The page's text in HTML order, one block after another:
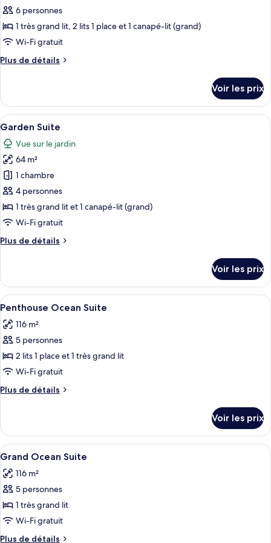
ce
type
de
chambre :
Deluxe
6 personnes
1 très grand lit, 2 lits 1 place et 1 canapé-lit (grand)
Wi-Fi gratuit
Plus de détails
Plus
le
type
de
Deluxe
Ocean
Suite
Voir les prix
Afficher
toutes
les
photos
pour
ce
type
de
chambre :
Garden
Un vaste espace de vie comprenant
5
Garden Suite
Vue sur le jardin
64 m²
1 chambre
4 personnes
1 très grand lit et 1 canapé-lit (grand)
Wi-Fi gratuit
Plus de détails
Plus
le
type
de
Garden
Suite
Voir les prix
Afficher
toutes
les
photos
pour
ce
type
de
Penthouse
Ocean
Suite
Literie de qualité supérieure, couette
6
Penthouse Ocean Suite
116 m²
5 personnes
2 lits 1 place et 1 très grand lit
Wi-Fi gratuit
Plus de détails
Plus
le
type
de
Penthouse
Ocean
Voir les prix
Afficher
toutes
les
photos
pour
ce
type
Coin séjour | Télévision à écran plat
5
Grand Ocean Suite
116 m²
5 personnes
1 très grand lit
Wi-Fi gratuit
Plus de détails
Plus